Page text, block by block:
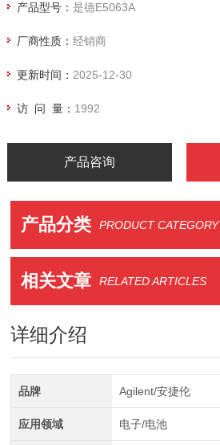
产品型号： 是德E5063A
厂商性质： 经销商
更新时间： 2025-12-30
访 问 量： 1992
产品咨询
产品分类 PRODUCT CATEGORY
相关文章 RELATED ARTICLES
详细介绍
品牌 Agilent/安捷伦
应用领域 电子/电池